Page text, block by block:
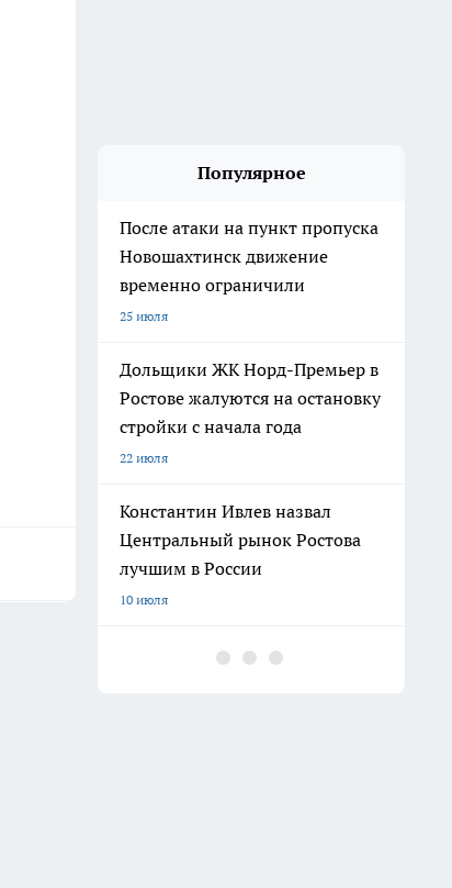
Популярное
После атаки на пункт пропуска
Новошахтинск движение
временно ограничили
25 июля
Дольщики ЖК Норд-Премьер в
Ростове жалуются на остановку
стройки с начала года
22 июля